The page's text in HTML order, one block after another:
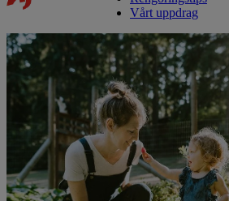
Vårt uppdrag